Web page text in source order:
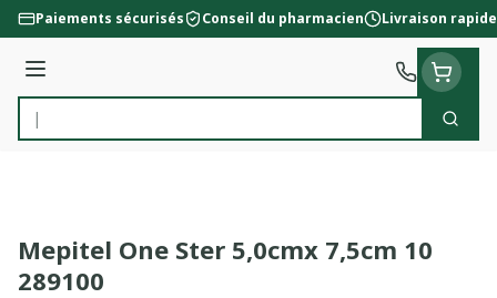
Aller au contenu
Paiements sécurisés Conseil du pharmacien Livraison rapide
Menu
Rechercher
Mepitel One Ster 5,0cmx 7,5cm 10
289100